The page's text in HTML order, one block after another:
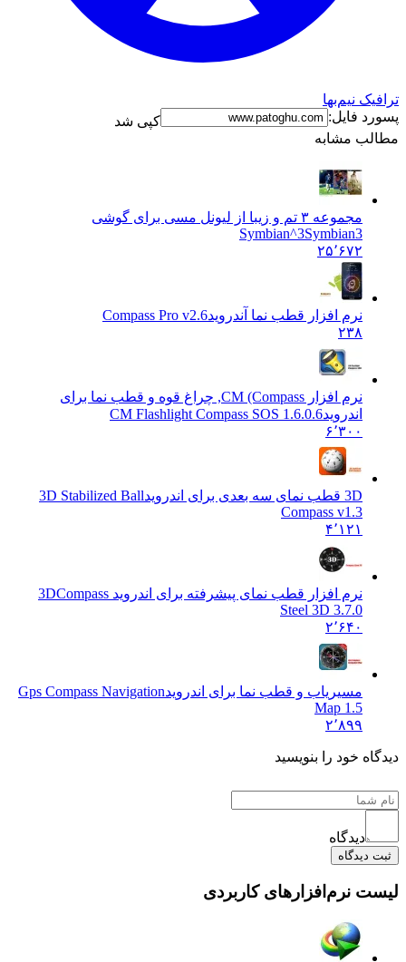
ترافیک نیم‌بها
پسورد فایل:
کپی شد
مطالب مشابه
مجموعه ٣ تم و زیبا از لیونل مسی برای گوشی
Symbian^3Symbian3
۲۵٬۶۷۲
نرم افزار قطب نما آندرویدCompass Pro v2.6
۲۳۸
نرم افزار CM (Compass, چراغ قوه و قطب نما برای
اندرویدCM Flashlight Compass SOS 1.6.0.6
۶٬۳۰۰
3D قطب نمای سه بعدی برای اندروید
3D Stabilized Ball
Compass v1.3
۴٬۱۲۱
نرم افزار قطب نمای پیشرفته برای اندروید 3D Compass
Steel 3D 3.7.0
۲٬۶۴۰
مسیریاب و قطب نما برای اندرویدGps Compass Navigation
Map 1.5
۲٬۸۹۹
دیدگاه خود را بنویسید
دیدگاه
ثبت دیدگاه
لیست نرم‌افزارهای کاربردی